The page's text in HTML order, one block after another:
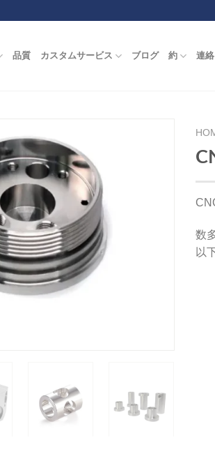
品質 カスタムサービス ブログ 約 連絡
数
以